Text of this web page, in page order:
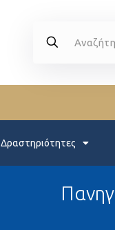
Δραστηριότητες